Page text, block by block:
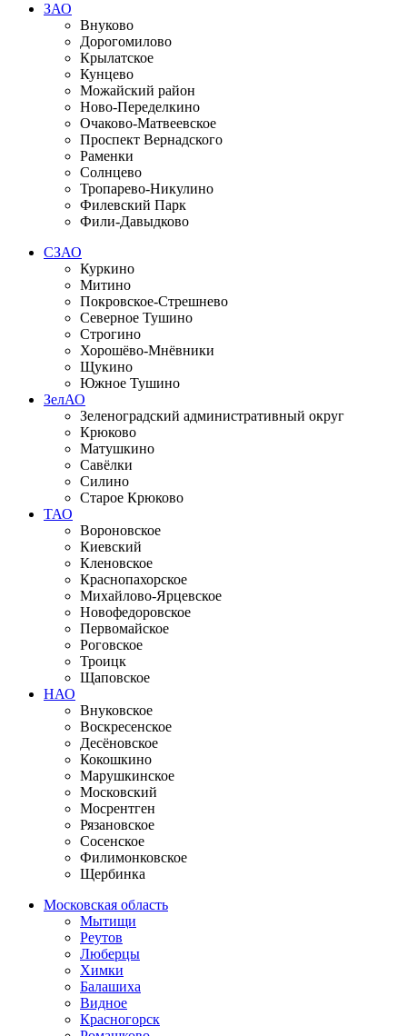
ЗАО
Внуково
Дорогомилово
Крылатское
Кунцево
Можайский район
Ново-Переделкино
Очаково-Матвеевское
Проспект Вернадского
Раменки
Солнцево
Тропарево-Никулино
Филевский Парк
Фили-Давыдково
СЗАО
Куркино
Митино
Покровское-Стрешнево
Северное Тушино
Строгино
Хорошёво-Мнёвники
Щукино
Южное Тушино
ЗелАО
Зеленоградский административный округ
Крюково
Матушкино
Савёлки
Силино
Старое Крюково
ТАО
Вороновское
Киевский
Кленовское
Краснопахорское
Михайлово-Ярцевское
Новофедоровское
Первомайское
Роговское
Троицк
Щаповское
НАО
Внуковское
Воскресенское
Десёновское
Кокошкино
Марушкинское
Московский
Мосрентген
Рязановское
Сосенское
Филимонковское
Щербинка
Московская область
Мытищи
Реутов
Люберцы
Химки
Балашиха
Видное
Красногорск